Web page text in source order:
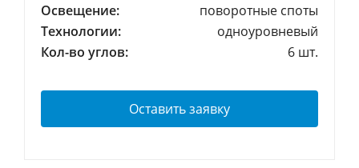
Освещение:
поворотные споты
Технологии:
одноуровневый
Кол-во углов:
6 шт.
Оставить заявку